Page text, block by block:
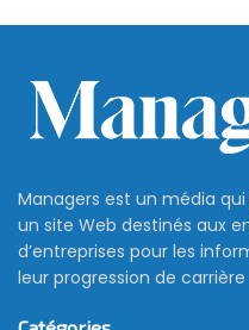
Managers est un média
un site Web destinés aux
d’entreprises pour les
leur progression de carrière